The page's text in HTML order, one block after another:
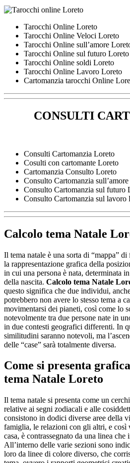
Tarocchi Online Loreto
Tarocchi Online Veloci Loreto
Tarocchi Online sull’amore
Tarocchi Online sul futuro Loreto
Tarocchi Online soldi Loreto
Tarocchi Online Lavoro Loreto
Cartomanzia tarocchi Online
CONSULTI
Consulti Cartomanzia Loreto
Cosulti con cartomante Loreto
Cartomanzia Consulto Loreto
Consulto Cartomanzia
Consulto Cartomanzia sul futuro
Consulto Cartomanzia sul lavoro
Calcolo tema Natale
Il tema natale è una sorta di “mappa”
la rappresentazione grafica della
in cui una persona è nata, determinata
della nascita. Calcolo tema Natale
questo significa che due individui,
potrebbero non avere lo stesso tema a
movimentarsi dei pianeti, così come lo
notevolmente tra due persone nate in
in due contesti geografici differenti. In
similitudini saranno notevoli, ma
delle “case” sarà totalmente diversa.
Come si presenta
tema Natale Loreto
Il tema natale si presenta come un
relative ai segni zodiacali e alle
consistono in dodici diverse aree della
famiglia, le relazioni con gli altri, e così
casa, è contrassegnato da una linea che
All’interno delle varie sezioni sono
loro da linee di colore diverso, che